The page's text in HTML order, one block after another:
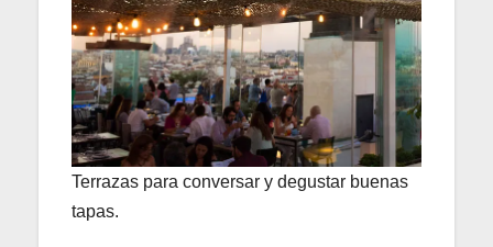
Terrazas para conversar y degustar buenas
tapas.